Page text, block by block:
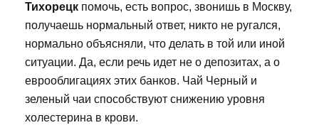
Тихорецк помочь, есть вопрос, звонишь в Москву,
получаешь нормальный ответ, никто не ругался,
нормально объясняли, что делать в той или иной
ситуации. Да, если речь идет не о депозитах, а о
еврооблигациях этих банков. Чай Черный и
зеленый чаи способствуют снижению уровня
холестерина в крови.